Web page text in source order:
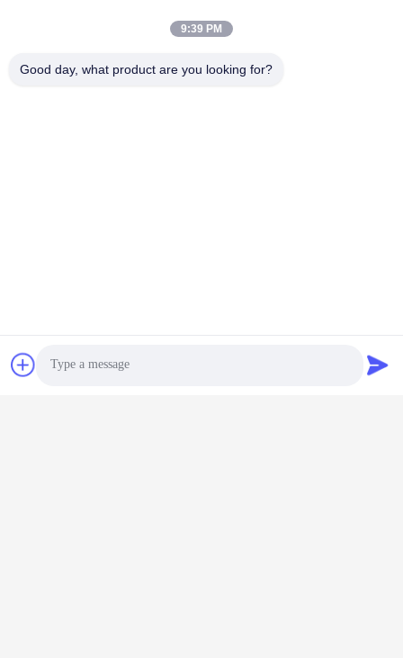
9:39 PM
Good day, what product are you looking for?